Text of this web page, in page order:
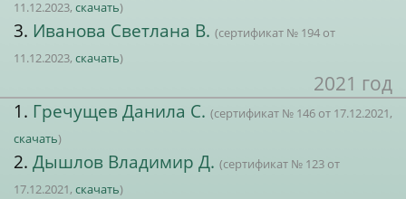
11.12.2023, скачать)
3. Иванова Светлана В. (сертификат № 194 от
11.12.2023, скачать)
2021 год
1. Гречущев Данила С. (сертификат № 146 от 17.12.2021,
скачать)
2. Дышлов Владимир Д. (сертификат № 123 от
17.12.2021, скачать)